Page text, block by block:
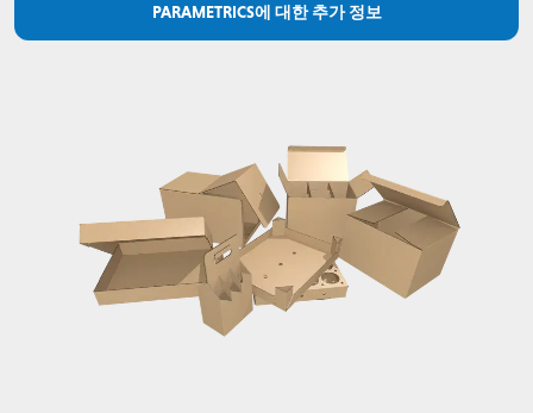
PARAMETRICS에 대한 추가 정보